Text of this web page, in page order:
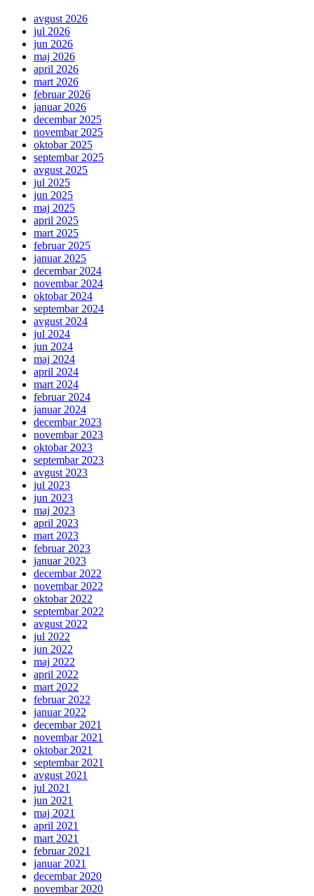
avgust 2026
jul 2026
jun 2026
maj 2026
april 2026
mart 2026
februar 2026
januar 2026
decembar 2025
novembar 2025
oktobar 2025
septembar 2025
avgust 2025
jul 2025
jun 2025
maj 2025
april 2025
mart 2025
februar 2025
januar 2025
decembar 2024
novembar 2024
oktobar 2024
septembar 2024
avgust 2024
jul 2024
jun 2024
maj 2024
april 2024
mart 2024
februar 2024
januar 2024
decembar 2023
novembar 2023
oktobar 2023
septembar 2023
avgust 2023
jul 2023
jun 2023
maj 2023
april 2023
mart 2023
februar 2023
januar 2023
decembar 2022
novembar 2022
oktobar 2022
septembar 2022
avgust 2022
jul 2022
jun 2022
maj 2022
april 2022
mart 2022
februar 2022
januar 2022
decembar 2021
novembar 2021
oktobar 2021
septembar 2021
avgust 2021
jul 2021
jun 2021
maj 2021
april 2021
mart 2021
februar 2021
januar 2021
decembar 2020
novembar 2020